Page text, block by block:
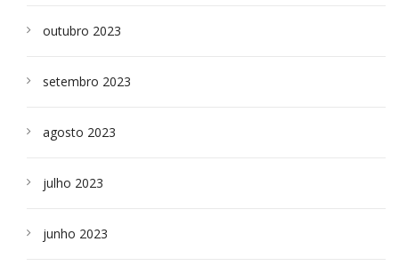
outubro 2023
setembro 2023
agosto 2023
julho 2023
junho 2023